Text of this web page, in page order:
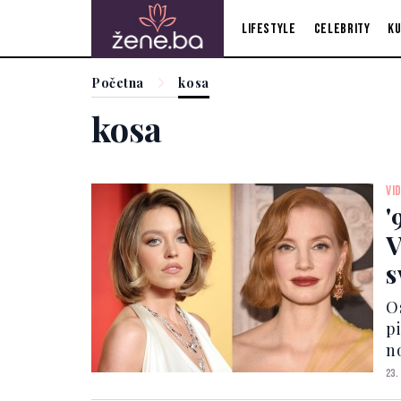
Lifestyle Celebrity
Početna kosa
kosa
23.